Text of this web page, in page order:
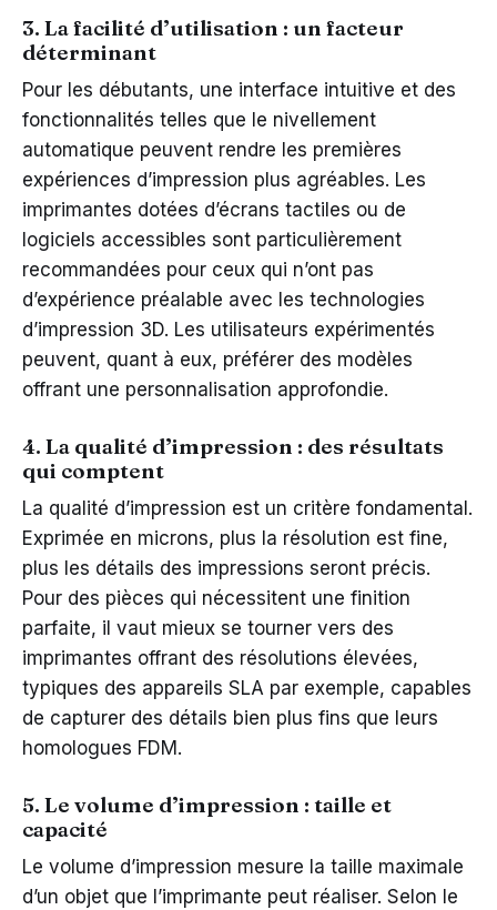
3. La facilité d’utilisation : un facteur
déterminant
Pour les débutants, une interface intuitive et des
fonctionnalités telles que le nivellement
automatique peuvent rendre les premières
expériences d’impression plus agréables. Les
imprimantes dotées d’écrans tactiles ou de
logiciels accessibles sont particulièrement
recommandées pour ceux qui n’ont pas
d’expérience préalable avec les technologies
d’impression 3D. Les utilisateurs expérimentés
peuvent, quant à eux, préférer des modèles
offrant une personnalisation approfondie.
4. La qualité d’impression : des résultats
qui comptent
La qualité d’impression est un critère fondamental.
Exprimée en microns, plus la résolution est fine,
plus les détails des impressions seront précis.
Pour des pièces qui nécessitent une finition
parfaite, il vaut mieux se tourner vers des
imprimantes offrant des résolutions élevées,
typiques des appareils SLA par exemple, capables
de capturer des détails bien plus fins que leurs
homologues FDM.
5. Le volume d’impression : taille et
capacité
Le volume d’impression mesure la taille maximale
d’un objet que l’imprimante peut réaliser. Selon le